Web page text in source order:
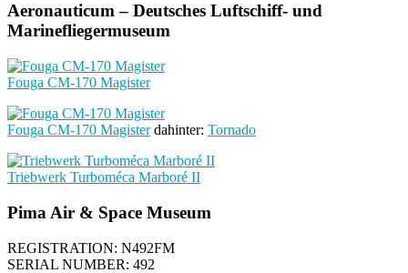
Aeronauticum – Deutsches Luftschiff- und
Marinefliegermuseum
Fouga CM-170 Magister
Fouga CM-170 Magisterdahinter: Tornado
Triebwerk Turboméca Marboré II
Pima Air & Space Museum
REGISTRATION: N492FM
SERIAL NUMBER: 492